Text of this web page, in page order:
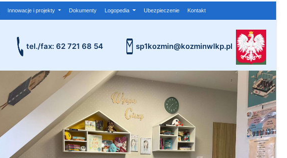
Innowacje i projekty Dokumenty Logopedia Ubezpieczenie Kontakt
tel./fax: 62 721 68 54 sp1kozmin@kozminwlkp.pl